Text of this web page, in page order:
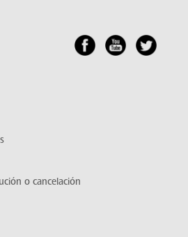
o cancelación